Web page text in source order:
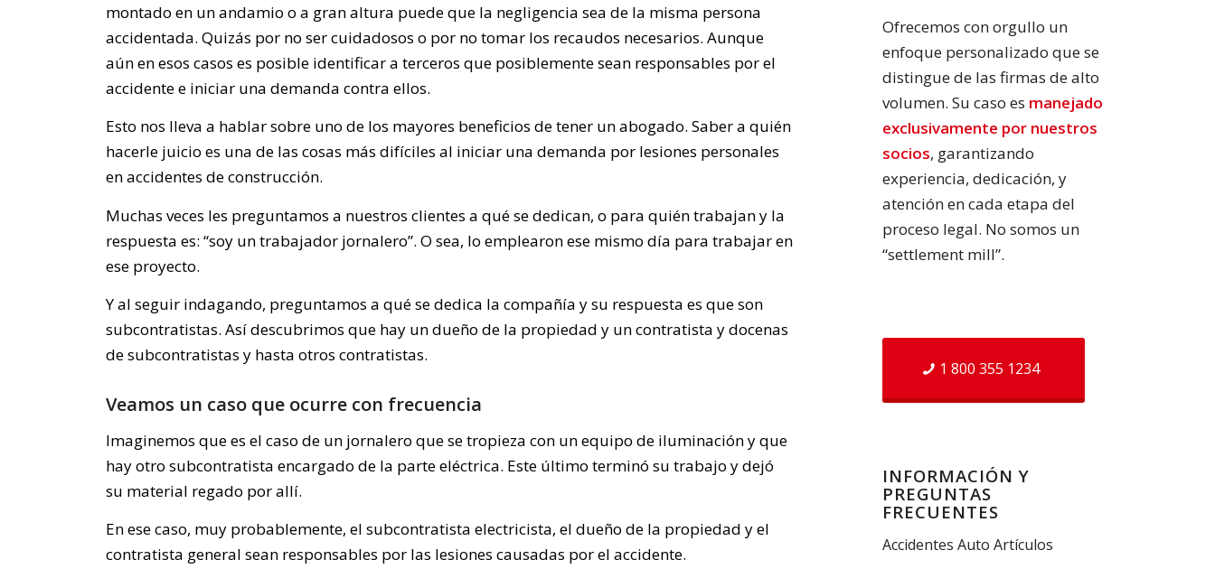
montado en un andamio o a gran altura puede que la negligencia sea de la misma persona
accidentada. Quizás por no ser cuidadosos o por no tomar los recaudos necesarios. Aunque
aún en esos casos es posible identificar a terceros que posiblemente sean responsables por el
accidente e iniciar una demanda contra ellos.
Esto nos lleva a hablar sobre uno de los mayores beneficios de tener un abogado. Saber a quién
hacerle juicio es una de las cosas más difíciles al iniciar una demanda por lesiones personales
en accidentes de construcción.
Muchas veces les preguntamos a nuestros clientes a qué se dedican, o para quién trabajan y la
respuesta es: “soy un trabajador jornalero”. O sea, lo emplearon ese mismo día para trabajar en
ese proyecto.
Y al seguir indagando, preguntamos a qué se dedica la compañía y su respuesta es que son
subcontratistas. Así descubrimos que hay un dueño de la propiedad y un contratista y docenas
de subcontratistas y hasta otros contratistas.
Veamos un caso que ocurre con frecuencia
Imaginemos que es el caso de un jornalero que se tropieza con un equipo de iluminación y que
hay otro subcontratista encargado de la parte eléctrica. Este último terminó su trabajo y dejó
su material regado por allí.
En ese caso, muy probablemente, el subcontratista electricista, el dueño de la propiedad y el
contratista general sean responsables por las lesiones causadas por el accidente.
Ofrecemos con orgullo un
enfoque personalizado que se
distingue de las firmas de alto
volumen. Su caso es manejado
exclusivamente por nuestros
socios, garantizando
experiencia, dedicación, y
atención en cada etapa del
proceso legal. No somos un
“settlement mill”.
1 800 355 1234
INFORMACIÓN Y
PREGUNTAS
FRECUENTES
Accidentes Auto Artículos